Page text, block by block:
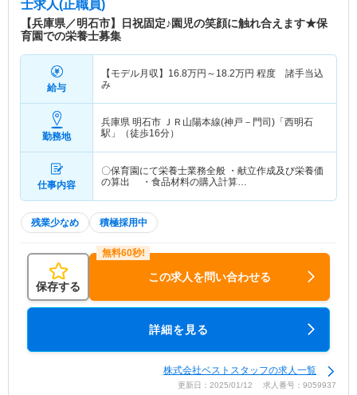
士求人(正職員)
【兵庫県／明石市】日祝固定♪園児の笑顔に触れ合えます★保
育園での栄養士募集
給与
【モデル月収】 16.8万円～ 18.2万円 程度 諸手当込
み
勤務地
兵庫県 明石市 ＪＲ山陽本線(神戸－門司)「西明石
駅」（徒歩16分）
仕事内容
〇保育園にて栄養士業務全般 ・献立作成及び栄養価
の算出 ・食品材料の購入計算…
残業少なめ 積極採用中
保存する
この求人を問い合わせる
詳細を見る
株式会社ベストスタッフの求人一覧
更新日：2025/01/12 求人番号：9059937